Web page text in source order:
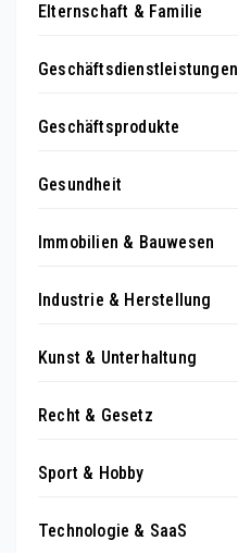
Elternschaft & Familie
Geschäftsdienstleistungen
Geschäftsprodukte
Gesundheit
Immobilien & Bauwesen
Industrie & Herstellung
Kunst & Unterhaltung
Recht & Gesetz
Sport & Hobby
Technologie & SaaS